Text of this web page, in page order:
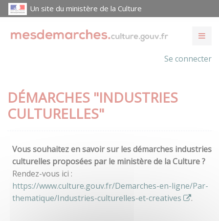
Un site du ministère de la Culture
Se connecter
DÉMARCHES "INDUSTRIES
CULTURELLES"
Vous souhaitez en savoir sur les démarches industries
culturelles proposées par le ministère de la Culture ?
Rendez-vous ici :
https://www.culture.gouv.fr/Demarches-en-ligne/Par-
thematique/Industries-culturelles-et-creatives
.